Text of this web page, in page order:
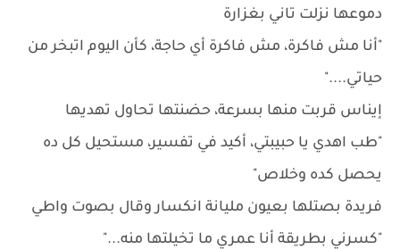
دموعها نزلت تاني بغزارة
"أنا مش فاكرة، مش فاكرة أي حاجة، كأن اليوم اتبخر من
حياتي...."
إيناس قربت منها بسرعة، حضنتها تحاول تهديها
"طب اهدي يا حبيبتي، أكيد في تفسير، مستحيل كل ده
يحصل كده وخلاص"
فريدة بصتلها بعيون مليانة انكسار وقال بصوت واطي
"كسرني بطريقة أنا عمري ما تخيلتها منه..."